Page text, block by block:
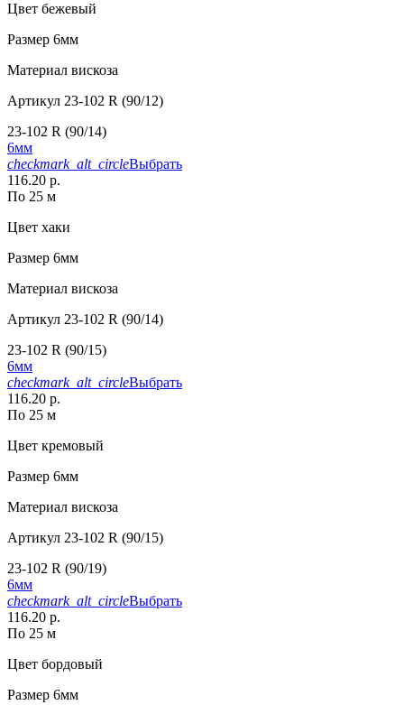
Цвет бежевый
Размер 6мм
Материал вискоза
Артикул 23-102 R (90/12)
23-102 R (90/14)
6мм
checkmark_alt_circleВыбрать
116.20 р.
По 25 м
Цвет хаки
Размер 6мм
Материал вискоза
Артикул 23-102 R (90/14)
23-102 R (90/15)
6мм
checkmark_alt_circleВыбрать
116.20 р.
По 25 м
Цвет кремовый
Размер 6мм
Материал вискоза
Артикул 23-102 R (90/15)
23-102 R (90/19)
6мм
checkmark_alt_circleВыбрать
116.20 р.
По 25 м
Цвет бордовый
Размер 6мм